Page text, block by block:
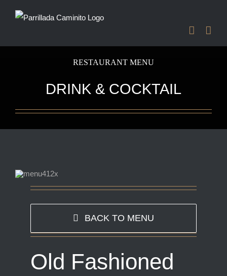
RESTAURANT MENU
DRINK & COCKTAIL
BACK TO MENU
Old Fashioned